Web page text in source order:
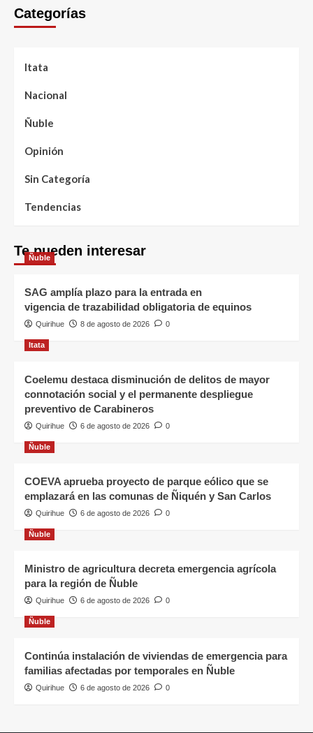
Categorías
Itata
Nacional
Ñuble
Opinión
Sin Categoría
Tendencias
Te pueden interesar
Ñuble
SAG amplía plazo para la entrada en
vigencia de trazabilidad obligatoria de equinos
Quirihue 8 de agosto de 2026 0
Itata
Coelemu destaca disminución de delitos de mayor
connotación social y el permanente despliegue
preventivo de Carabineros
Quirihue 6 de agosto de 2026 0
Ñuble
COEVA aprueba proyecto de parque eólico que se
emplazará en las comunas de Ñiquén y San Carlos
Quirihue 6 de agosto de 2026 0
Ñuble
Ministro de agricultura decreta emergencia agrícola
para la región de Ñuble
Quirihue 6 de agosto de 2026 0
Ñuble
Continúa instalación de viviendas de emergencia para
familias afectadas por temporales en Ñuble
Quirihue 6 de agosto de 2026 0